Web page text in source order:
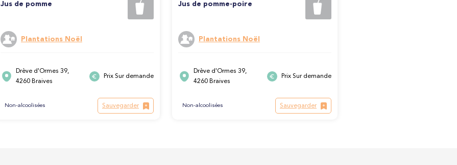
Jus de pomme
Plantations Noël
Drève d'Ormes 39,
4260 Braives
Prix Sur demande
Non-alcoolisées Sauvegarder
Jus de pomme-poire
Plantations Noël
Drève d'Ormes 39,
4260 Braives
Prix Sur demande
Non-alcoolisées Sauvegarder